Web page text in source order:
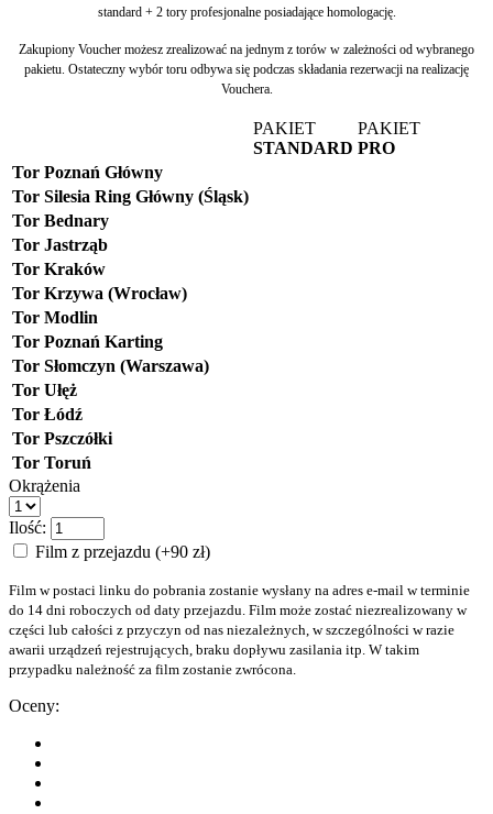
standard + 2 tory profesjonalne posiadające homologację.
Zakupiony Voucher możesz zrealizować na jednym z torów w zależności od wybranego
pakietu. Ostateczny wybór toru odbywa się podczas składania rezerwacji na realizację
Vouchera.
PAKIET
STANDARD
PAKIET
PRO
Tor Poznań Główny
Tor Silesia Ring Główny (Śląsk)
Tor Bednary
Tor Jastrząb
Tor Kraków
Tor Krzywa (Wrocław)
Tor Modlin
Tor Poznań Karting
Tor Słomczyn (Warszawa)
Tor Ułęż
Tor Łódź
Tor Pszczółki
Tor Toruń
Okrążenia
Ilość:
Film z przejazdu (+90 zł)
Film w postaci linku do pobrania zostanie wysłany na adres e-mail w terminie
do 14 dni roboczych od daty przejazdu. Film może zostać niezrealizowany w
części lub całości z przyczyn od nas niezależnych, w szczególności w razie
awarii urządzeń rejestrujących, braku dopływu zasilania itp. W takim
przypadku należność za film zostanie zwrócona.
Oceny: